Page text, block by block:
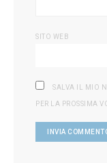
SITO WEB
SALVA IL MIO
PER LA PROSSIMA